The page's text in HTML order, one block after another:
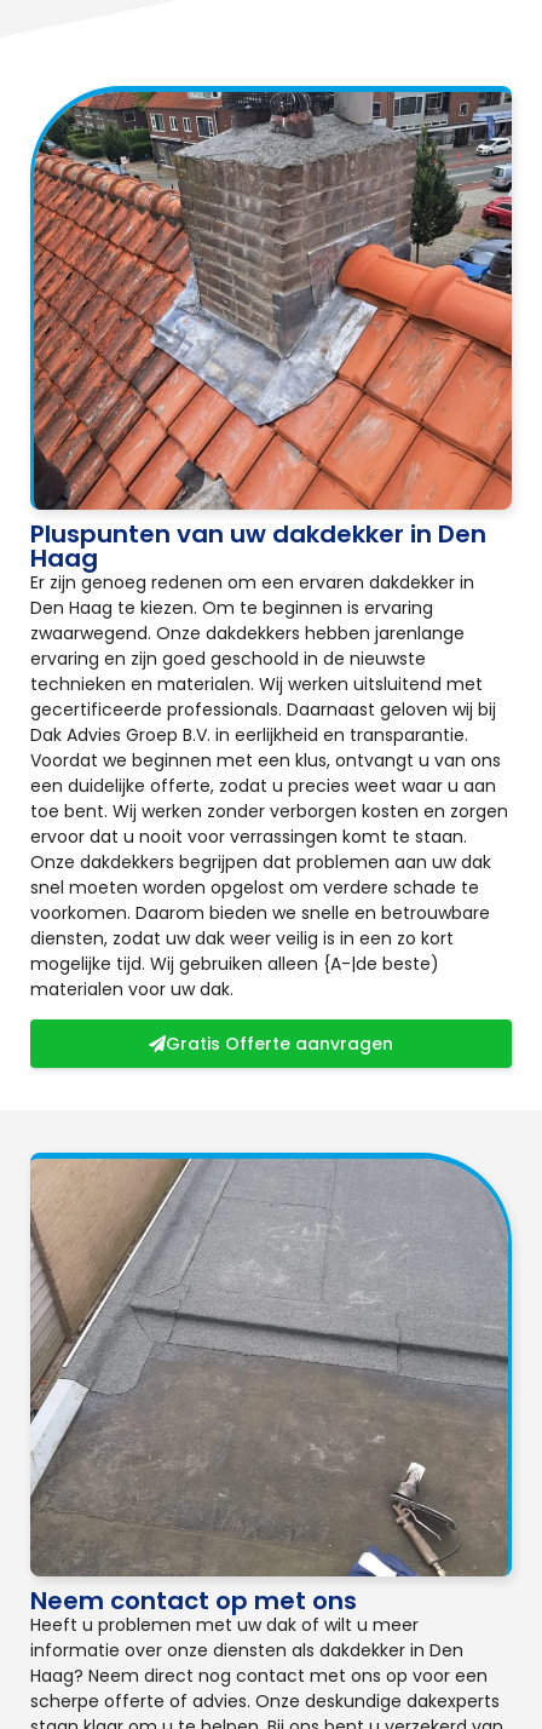
Pluspunten van uw dakdekker in Den
Haag
Er zijn genoeg redenen om een ervaren dakdekker in
Den Haag te kiezen. Om te beginnen is ervaring
zwaarwegend. Onze dakdekkers hebben jarenlange
ervaring en zijn goed geschoold in de nieuwste
technieken en materialen. Wij werken uitsluitend met
gecertificeerde professionals. Daarnaast geloven wij bij
Dak Advies Groep B.V. in eerlijkheid en transparantie.
Voordat we beginnen met een klus, ontvangt u van ons
een duidelijke offerte, zodat u precies weet waar u aan
toe bent. Wij werken zonder verborgen kosten en zorgen
ervoor dat u nooit voor verrassingen komt te staan.
Onze dakdekkers begrijpen dat problemen aan uw dak
snel moeten worden opgelost om verdere schade te
voorkomen. Daarom bieden we snelle en betrouwbare
diensten, zodat uw dak weer veilig is in een zo kort
mogelijke tijd. Wij gebruiken alleen {A-|de beste)
materialen voor uw dak.
Gratis Offerte aanvragen
Neem contact op met ons
Heeft u problemen met uw dak of wilt u meer
informatie over onze diensten als dakdekker in Den
Haag? Neem direct nog contact met ons op voor een
scherpe offerte of advies. Onze deskundige dakexperts